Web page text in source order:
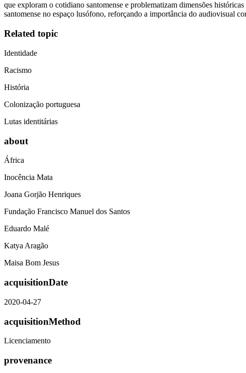
que exploram o cotidiano santomense e problematizam dimensões
santomense no espaço lusófono, reforçando a importância do audiovisual
Related topic
Identidade
Racismo
História
Colonização portuguesa
Lutas identitárias
about
África
Inocência Mata
Joana Gorjão Henriques
Fundação Francisco Manuel dos Santos
Eduardo Malé
Katya Aragão
Maisa Bom Jesus
acquisitionDate
2020-04-27
acquisitionMethod
Licenciamento
provenance